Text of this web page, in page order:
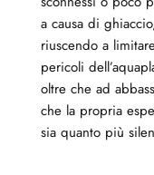
a causa di
riuscendo a
pericoli
oltre che ad
che la propria
sia quanto più